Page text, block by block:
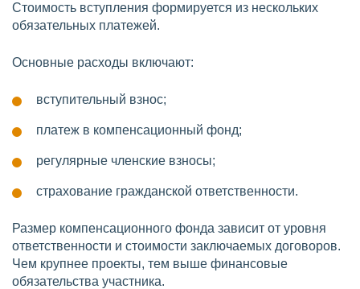
Стоимость вступления формируется из нескольких
обязательных платежей.
Основные расходы включают:
вступительный взнос;
платеж в компенсационный фонд;
регулярные членские взносы;
страхование гражданской ответственности.
Размер компенсационного фонда зависит от уровня
ответственности и стоимости заключаемых договоров.
Чем крупнее проекты, тем выше финансовые
обязательства участника.